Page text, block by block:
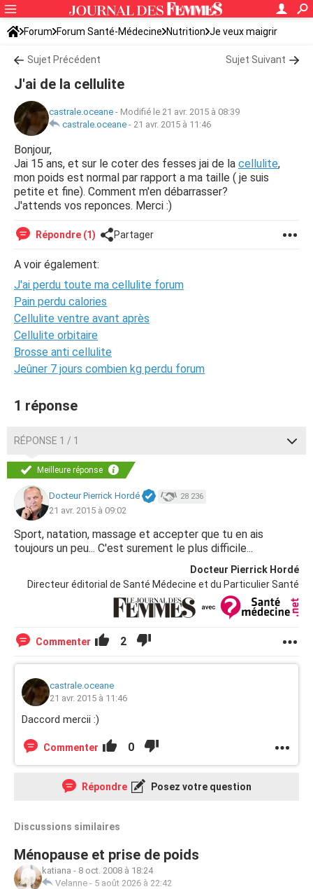
Forum Forum Santé-Médecine Nutrition Je veux maigrir
Sujet Précédent Sujet Suivant
J'ai de la cellulite
castrale.oceane - Modifié le 21 avr. 2015 à 08:39
castrale.oceane - 21 avr. 2015 à 11:46
Bonjour,
Jai 15 ans, et sur le coter des fesses jai de la cellulite,
mon poids est normal par rapport a ma taille ( je suis
petite et fine). Comment m'en débarrasser?
J'attends vos reponces. Merci :)
Répondre (1) Partager
A voir également:
J'ai perdu toute ma cellulite forum
Pain perdu calories
Cellulite ventre avant après
Cellulite orbitaire
Brosse anti cellulite
Jeûner 7 jours combien kg perdu forum
1 réponse
RÉPONSE 1 / 1
Meilleure réponse
Docteur Pierrick Hordé 28 236
21 avr. 2015 à 09:02
Sport, natation, massage et accepter que tu en ais
toujours un peu... C'est surement le plus difficile...
Docteur Pierrick Hordé
Directeur éditorial de Santé Médecine et du Particulier Santé
Commenter 2
castrale.oceane
21 avr. 2015 à 11:46
Daccord mercii :)
Commenter 0
Répondre Posez votre question
Discussions similaires
Ménopause et prise de poids
katiana - 8 oct. 2008 à 18:24
Velanne - 5 août 2026 à 22:42